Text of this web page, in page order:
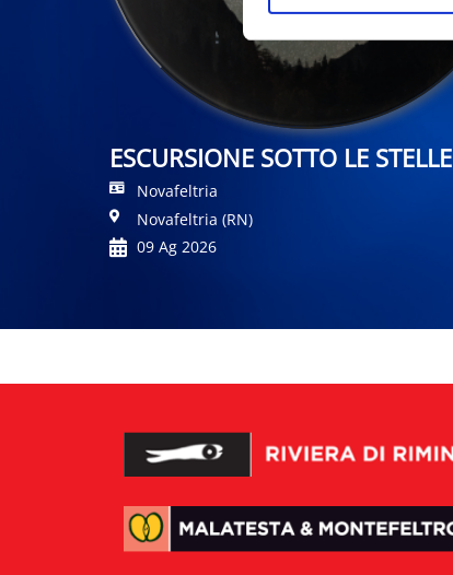
ESCURSIONE SOTTO LE STELLE
Novafeltria
Novafeltria (RN)
09 Ag 2026